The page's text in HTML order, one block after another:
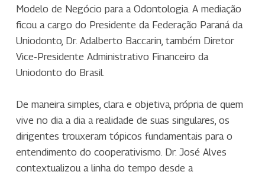
Modelo de Negócio para a Odontologia. A mediação
ficou a cargo do Presidente da Federação Paraná da
Uniodonto, Dr. Adalberto Baccarin, também Diretor
Vice-Presidente Administrativo Financeiro da
Uniodonto do Brasil.
De maneira simples, clara e objetiva, própria de quem
vive no dia a dia a realidade de suas singulares, os
dirigentes trouxeram tópicos fundamentais para o
entendimento do cooperativismo. Dr. José Alves
contextualizou a linha do tempo desde a